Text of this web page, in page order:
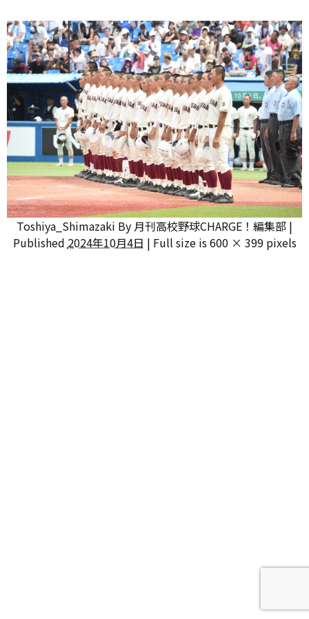
Toshiya_Shimazaki By 月刊高校野球CHARGE！編集部 |
Published 2024年10月4日 | Full size is 600 × 399pixels